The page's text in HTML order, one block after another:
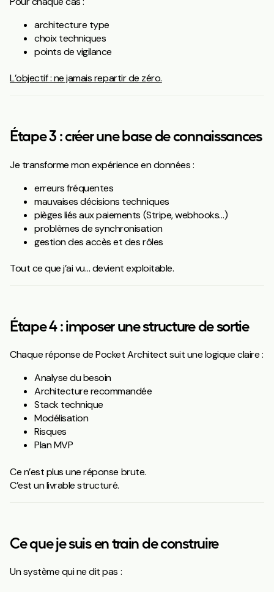
architecture type
choix techniques
points de vigilance
L’objectif : ne jamais repartir de zéro.
Étape 3 : créer une base de connaissances
Je transforme mon expérience en données :
erreurs fréquentes
mauvaises décisions techniques
pièges liés aux paiements (Stripe, webhooks…)
problèmes de synchronisation
gestion des accès et des rôles
Tout ce que j’ai vu… devient exploitable.
Étape 4 : imposer une structure de sortie
Chaque réponse de Pocket Architect suit une logique claire :
Analyse du besoin
Architecture recommandée
Stack technique
Modélisation
Risques
Plan MVP
Ce n’est plus une réponse brute.
C’est un livrable structuré.
Ce que je suis en train de construire
Un système qui ne dit pas :